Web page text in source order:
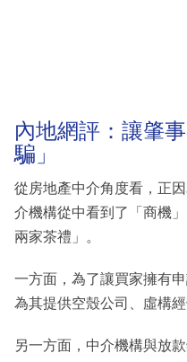
內地網評：讓肇
騙」
從房地產中介角度看，正
介機構從中看到了「商機
兩家茶禮」。
一方面，為了讓買家擁有
為其提供空殼公司、虛構
另一方面，中介機構與放